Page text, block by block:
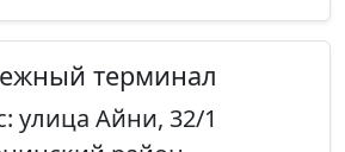
терминал
улица Айни, 32/1